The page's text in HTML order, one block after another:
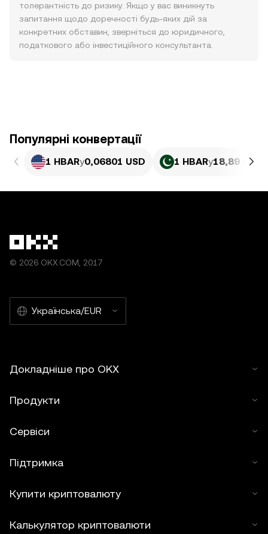
толерантність до ризику. Якщо у вас виникнуть
запитання щодо доречності будь-яких дій за
конкретних обставин, зверніться до юридичного,
податкового або інвестиційного консультанта.
Популярні конвертації
1 HBARу0,06801 USD 1 HBARу18,89 PKR
© 2026 OKX.COM, 2017
Українська/EUR
Докладніше про OKX
Продукти
Сервіси
Підтримка
Купити криптовалюту
Калькулятор криптовалюти